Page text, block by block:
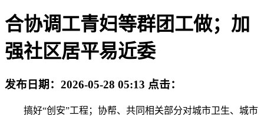
合协调工青妇等群团工做；加
强社区居平易近委
发布日期： 2026-05-28 05:13 点击：
搞好“创安”工程；协帮、共同相关部分对城市卫生、城市